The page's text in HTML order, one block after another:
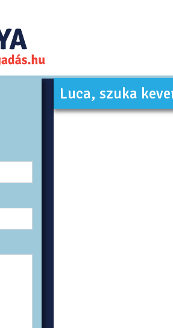
Luca, szuka